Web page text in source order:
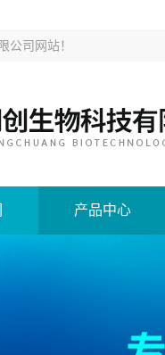
公司网站！
产品中心